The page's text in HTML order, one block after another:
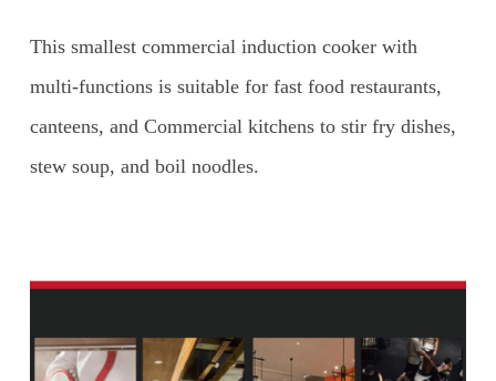
This smallest commercial induction cooker with
multi-functions is suitable for fast food restaurants,
canteens, and Commercial kitchens to stir fry dishes,
stew soup, and boil noodles.